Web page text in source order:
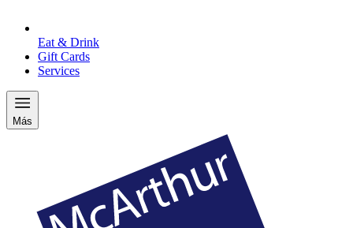
Eat & Drink
Gift Cards
Services
Más